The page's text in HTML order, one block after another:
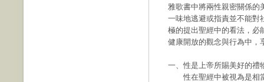
雅歌書中將兩性親密關係的
一味地逃避或指責並不能對
極的提出聖經中的看法，必
健康開放的觀念與行為中，
一、性是上帝所賜美好的禮
性在聖經中被視為是相當